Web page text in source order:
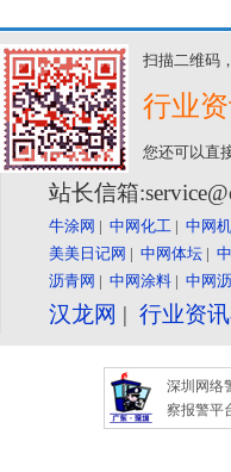
扫描二维码
行业
您还可以直
站长信箱
牛涂网 | 中网化工 | 中网
美美日记网 | 中网体坛 |
沥青网 | 中网涂料 | 中网
汉龙网 | 行业资
深圳网络
察报警平